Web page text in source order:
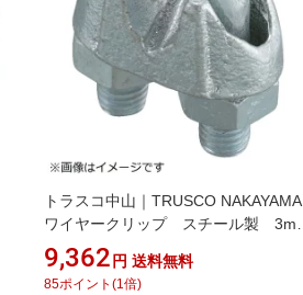
トラスコ中山｜TRUSCO NAKAYAMA
ワイヤークリップ スチール製 3mm
用 100個入 TWC03100P
9,362 円 送料無料
85ポイント (1 倍)